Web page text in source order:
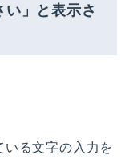
い」と表示さ
る文字の入力を